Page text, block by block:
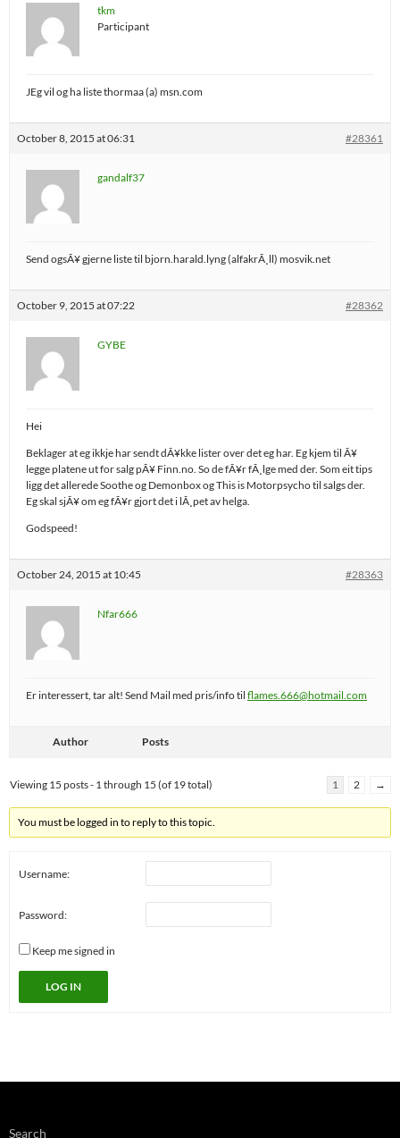
tkm
Participant
JEg vil og ha liste thormaa (a) msn.com
October 8, 2015 at 06:31 #28361
gandalf37
Send ogsÃ¥ gjerne liste til bjorn.harald.lyng (alfakrÃ¸ll) mosvik.net
October 9, 2015 at 07:22 #28362
GYBE
Hei
Beklager at eg ikkje har sendt dÃ¥kke lister over det eg har. Eg kjem til Ã¥
legge platene ut for salg pÃ¥ Finn.no. So de fÃ¥r fÃ¸lge med der. Som eit tips
ligg det allerede Soothe og Demonbox og This is Motorpsycho til salgs der.
Eg skal sjÃ¥ om eg fÃ¥r gjort det i lÃ¸pet av helga.
Godspeed!
October 24, 2015 at 10:45 #28363
Nfar666
Er interessert, tar alt! Send Mail med pris/info til flames.666@hotmail.com
Author Posts
Viewing 15 posts - 1 through 15 (of 19 total) 1 2 →
You must be logged in to reply to this topic.
Username:
Password:
Keep me signed in
LOG IN
Search